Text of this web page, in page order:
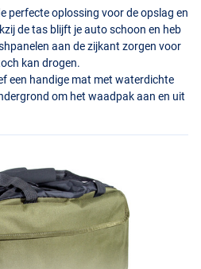
perfecte oplossing voor de opslag en
de tas blijft je auto schoon en heb
aan de zijkant zorgen voor
kan drogen.
een handige mat met waterdichte
om het waadpak aan en uit